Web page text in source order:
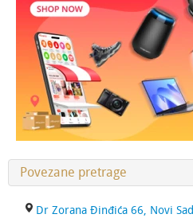
Povezane pretrage
Dr Zorana Đinđića 66, Novi Sad